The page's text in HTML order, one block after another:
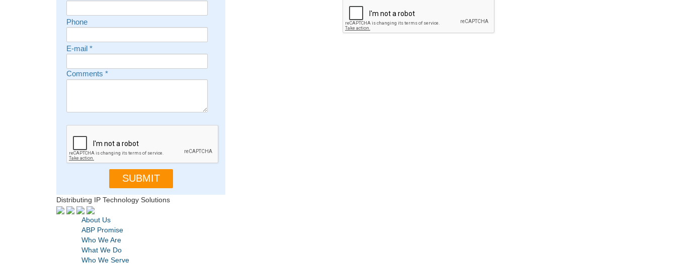
Phone
E-mail *
Comments *
Distributing IP Technology Solutions
About Us
ABP Promise
Who We Are
What We Do
Who We Serve